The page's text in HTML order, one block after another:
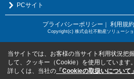
PCサイト
プライバシーポリシー ｜ 利用規約
Copyright(c) 株式会社不動産ソリューシ
当サイトでは、お客様の当サイト利用状況把
して、クッキー（Cookie）を使用しています。
詳しくは、当社の 「Cookieの取扱いについて」